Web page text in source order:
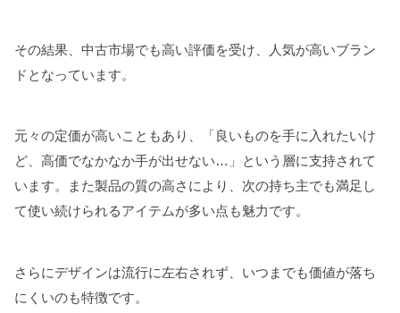
その結果、中古市場でも高い評価を受け、人気が高いブラン
ドとなっています。
元々の定価が高いこともあり、「良いものを手に入れたいけ
ど、高価でなかなか手が出せない…」という層に支持されて
います。また製品の質の高さにより、次の持ち主でも満足し
て使い続けられるアイテムが多い点も魅力です。
さらにデザインは流行に左右されず、いつまでも価値が落ち
にくいのも特徴です。